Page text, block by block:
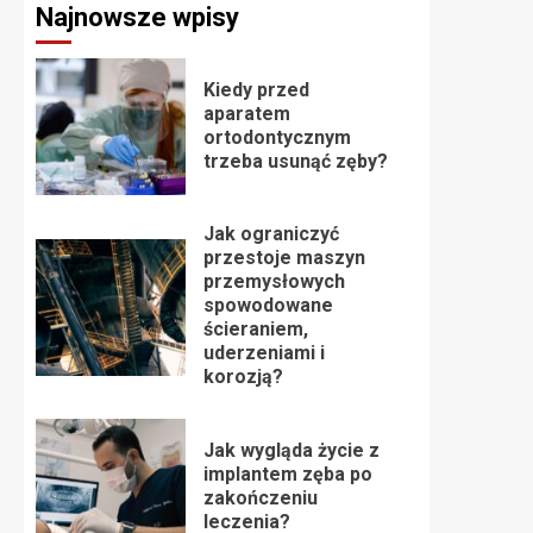
Najnowsze wpisy
Kiedy przed
aparatem
ortodontycznym
trzeba usunąć zęby?
Jak ograniczyć
przestoje maszyn
przemysłowych
spowodowane
ścieraniem,
uderzeniami i
korozją?
Jak wygląda życie z
implantem zęba po
zakończeniu
leczenia?